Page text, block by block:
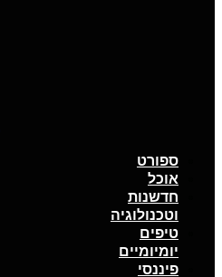
ספורט
אוכל
חדשנות
וטכנולוגיה
טיפים
יומיומיים
פיננסי